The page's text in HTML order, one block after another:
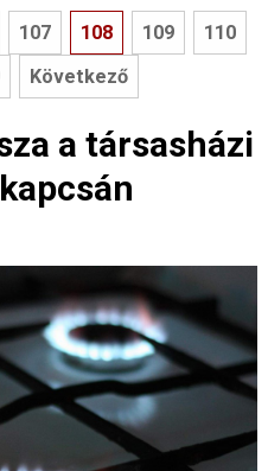
107 108 109 110
Következő
a társasházi